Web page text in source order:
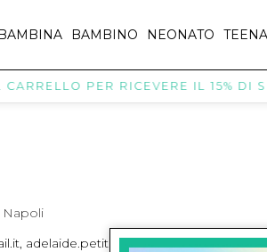
BAMBINO NEONATO
PER RICEVERE IL 15% DI
Napoli
adelaide.petitpasha@hotmail.com